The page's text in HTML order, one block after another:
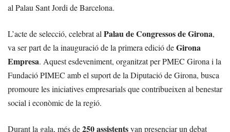
al Palau Sant Jordi de Barcelona.
L’acte de selecció, celebrat al Palau de Congressos de Girona,
va ser part de la inauguració de la primera edició deGirona
Empresa. Aquest esdeveniment, organitzat per PMEC Girona i la
Fundació PIMEC amb el suport de la Diputació de Girona, busca
promoure les iniciatives empresarials que contribueixen al benestar
social i econòmic de la regió.
Durant la gala, més de250 assistentsvan presenciar un debat